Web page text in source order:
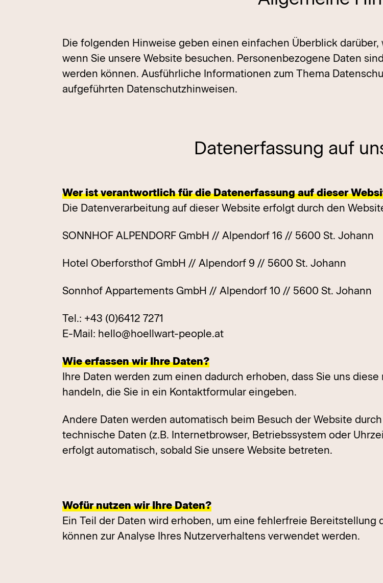
Die folgenden Hinweise geben einen einfachen Überblick
wenn Sie unsere Website besuchen. Personenbezogene Daten
werden können. Ausführliche Informationen zum Thema
aufgeführten Datenschutzhinweisen.
Datenerfassung auf
Wer ist verantwortlich für die Datenerfassung auf dieser
Die Datenverarbeitung auf dieser Website erfolgt durch den
SONNHOF ALPENDORF GmbH // Alpendorf 16 // 5600 St. Johann
Hotel Oberforsthof GmbH // Alpendorf 9 // 5600 St. Johann
Sonnhof Appartements GmbH // Alpendorf 10 // 5600 St. Johann
Tel.: +43 (0)6412 7271
E-Mail: hello@hoellwart-people.at
Wie erfassen wir Ihre Daten?
Ihre Daten werden zum einen dadurch erhoben, dass Sie uns
handeln, die Sie in ein Kontaktformular eingeben.
Andere Daten werden automatisch beim Besuch der Website
technische Daten (z.B. Internetbrowser, Betriebssystem oder
erfolgt automatisch, sobald Sie unsere Website betreten.
Wofür nutzen wir Ihre Daten?
Ein Teil der Daten wird erhoben, um eine fehlerfreie Bereitstellung
können zur Analyse Ihres Nutzerverhaltens verwendet werden.